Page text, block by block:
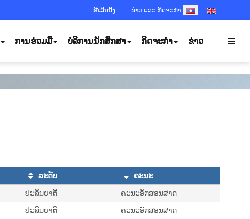
ອີເລີນນີ້ງ ຂ່າວ ແລະ ກິດຈະກຳSELECT YOUR
ການຮ່ວມມື ບໍລິການນັກສຶກສາ ກິດຈະກຳ ຂ່າວ
ລະດັບ ຄະນະ
ປະລິນຍາຕີ ຄະນະອັກສອນສາດ
ປະລິນຍາຕີ ຄະນະອັກສອນສາດ